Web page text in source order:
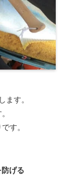
ます。
す。
げる